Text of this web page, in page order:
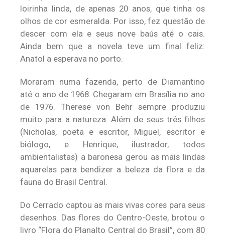
loirinha linda, de apenas 20 anos, que tinha os
olhos de cor esmeralda. Por isso, fez questão de
descer com ela e seus nove baús até o cais.
Ainda bem que a novela teve um final feliz:
Anatol a esperava no porto.
Moraram numa fazenda, perto de Diamantino
até o ano de 1968. Chegaram em Brasília no ano
de 1976. Therese von Behr sempre produziu
muito para a natureza. Além de seus três filhos
(Nicholas, poeta e escritor, Miguel, escritor e
biólogo, e Henrique, ilustrador, todos
ambientalistas) a baronesa gerou as mais lindas
aquarelas para bendizer a beleza da flora e da
fauna do Brasil Central.
Do Cerrado captou as mais vivas cores para seus
desenhos. Das flores do Centro-Oeste, brotou o
livro “Flora do Planalto Central do Brasil”, com 80